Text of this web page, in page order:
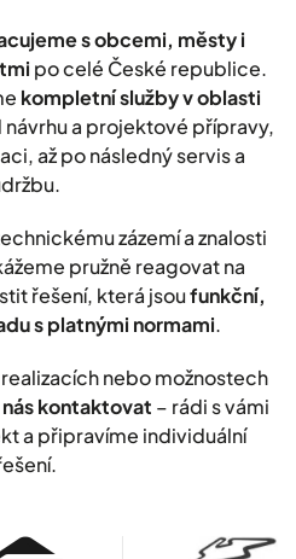
s obcemi, městy i
po celé České republice.
kompletní služby v oblasti
a projektové přípravy,
až po následný servis a
zázemí a znalosti
pružně reagovat na
řešení, která jsoufunkční,
s platnými normami.
nebo možnostech
kontaktovat – rádi s vámi
a připravíme individuální